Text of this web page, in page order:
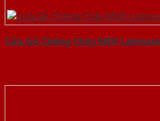
Cửa Gỗ Chống Cháy MDF